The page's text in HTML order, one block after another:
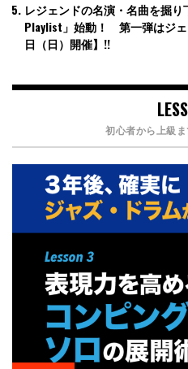
レジェンドの名演・名曲を掘
Playlist」始動！ 第一弾はジ
日（日）開催】!!
初心者から上級